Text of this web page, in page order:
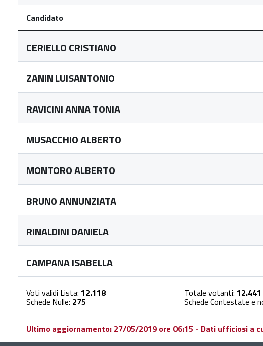
Candidato
CERIELLO CRISTIANO
ZANIN LUISANTONIO
RAVICINI ANNA TONIA
MUSACCHIO ALBERTO
MONTORO ALBERTO
BRUNO ANNUNZIATA
RINALDINI DANIELA
CAMPANA ISABELLA
Voti validi Lista: 12.118 Totale votanti: 12.441
Schede Nulle: 275 Schede Contestate e
Ultimo aggiornamento: 27/05/2019 ore 06:15 - Dati ufficiosi a